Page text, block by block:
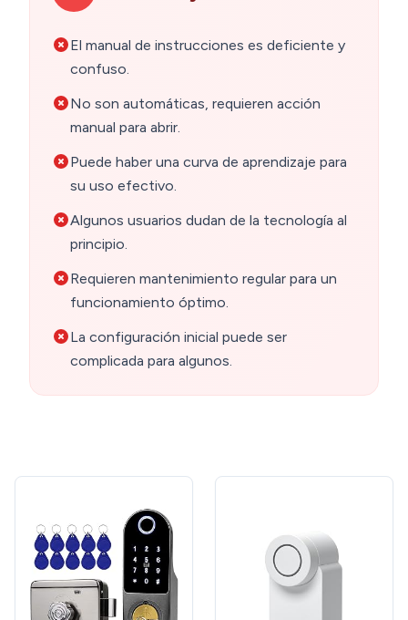
El manual de instrucciones es deficiente y
confuso.
No son automáticas, requieren acción
manual para abrir.
Puede haber una curva de aprendizaje para
su uso efectivo.
Algunos usuarios dudan de la tecnología al
principio.
Requieren mantenimiento regular para un
funcionamiento óptimo.
La configuración inicial puede ser
complicada para algunos.